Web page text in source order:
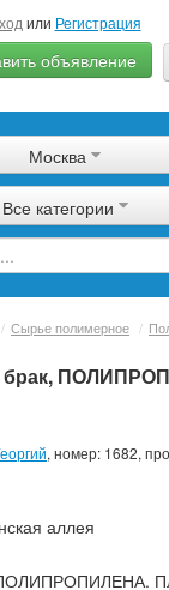
или Регистрация
объявление
Сырье
Изделия
Оборудование
Услуги
Еще
Москва
Все категории
/ Сырье полимерное /
брак,
, номер: 1682,
аллея